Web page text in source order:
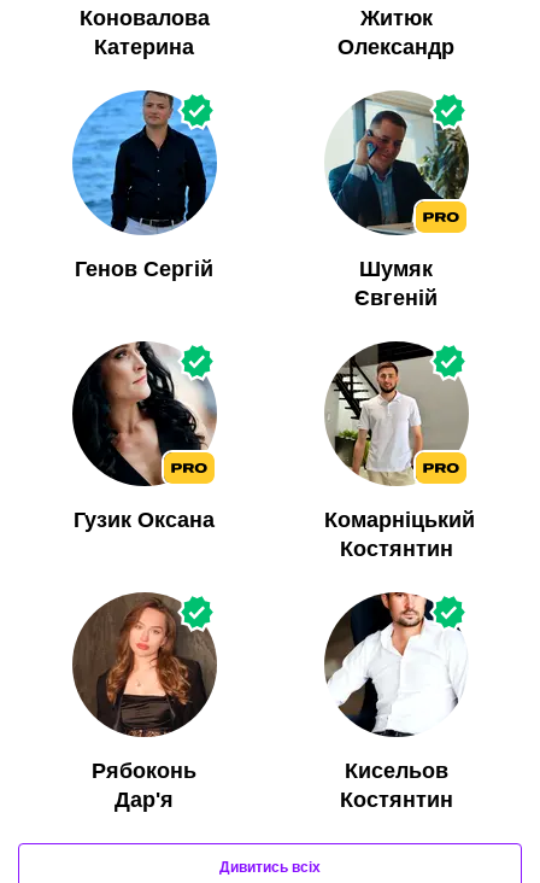
Дивитись всіх
Коновалова
Катерина
Житюк
Олександр
Генов Сергій
Шумяк
Євгеній
Гузик Оксана
Комарніцький
Костянтин
Рябоконь
Дар'я
Кисельов
Костянтин